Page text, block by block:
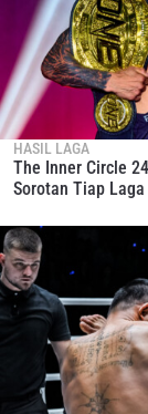
HASIL LAGA
The Inner Circle
Sorotan Tiap Laga